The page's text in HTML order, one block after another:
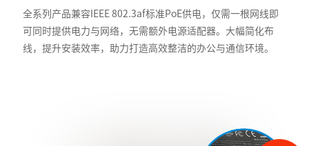
全系列产品兼容IEEE 802.3af标准PoE供电，仅需一根网线即
可同时提供电力与网络，无需额外电源适配器。大幅简化布
线，提升安装效率，助力打造高效整洁的办公与通信环境。